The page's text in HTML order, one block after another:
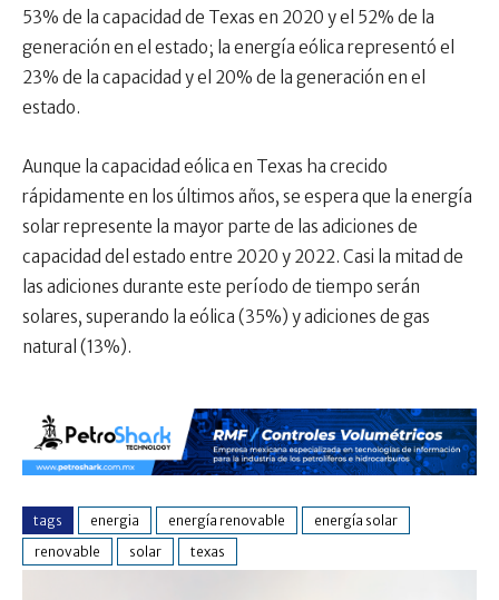
53% de la capacidad de Texas en 2020 y el 52% de la
generación en el estado; la energía eólica representó el
23% de la capacidad y el 20% de la generación en el
estado.
Aunque la capacidad eólica en Texas ha crecido
rápidamente en los últimos años, se espera que la energía
solar represente la mayor parte de las adiciones de
capacidad del estado entre 2020 y 2022. Casi la mitad de
las adiciones durante este período de tiempo serán
solares, superando la eólica (35%) y adiciones de gas
natural (13%).
tags energia energía renovable
energía solar
renovable
solar texas